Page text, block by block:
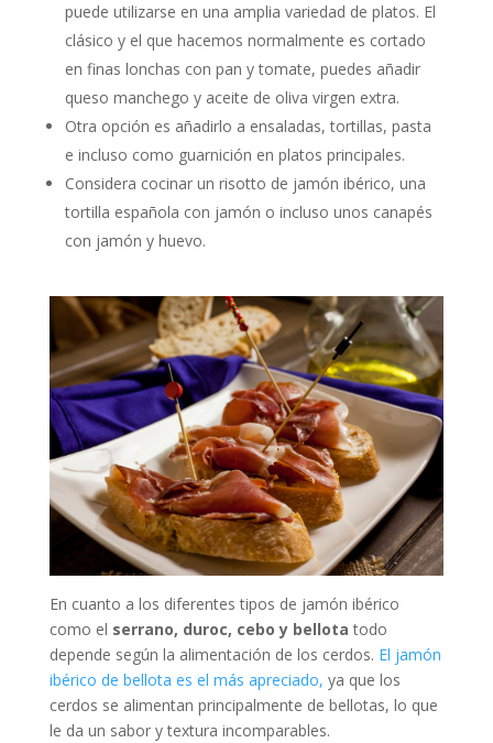
puede utilizarse en una amplia variedad de platos. El
clásico y el que hacemos normalmente es cortado
en finas lonchas con pan y tomate, puedes añadir
queso manchego y aceite de oliva virgen extra.
Otra opción es añadirlo a ensaladas, tortillas, pasta
e incluso como guarnición en platos principales.
Considera cocinar un risotto de jamón ibérico, una
tortilla española con jamón o incluso unos canapés
con jamón y huevo.
En cuanto a los diferentes tipos de jamón ibérico
como el serrano, duroc, cebo y bellota todo
depende según la alimentación de los cerdos. El jamón
ibérico de bellota es el más apreciado, ya que los
cerdos se alimentan principalmente de bellotas, lo que
le da un sabor y textura incomparables.